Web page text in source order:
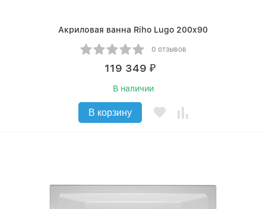
Акриловая ванна Riho Lugo 200x90
0 отзывов
119 349 ₽
В наличии
В корзину